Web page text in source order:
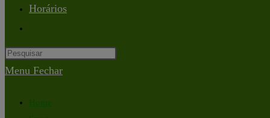
Horários
Menu Fechar
Home